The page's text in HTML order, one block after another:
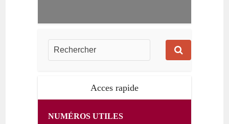
Acces rapide
NUMÉROS UTILES